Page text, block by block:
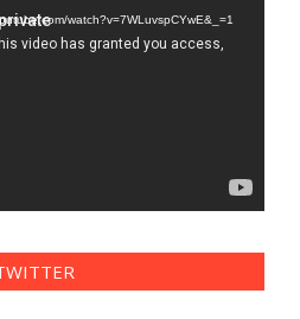
watch?v=7WLuvspCYwE&_=1